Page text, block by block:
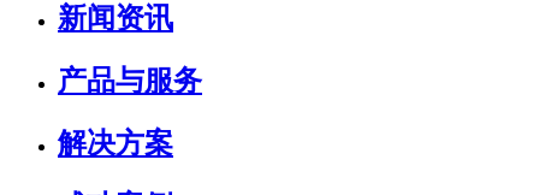
新闻资讯
产品与服务
解决方案